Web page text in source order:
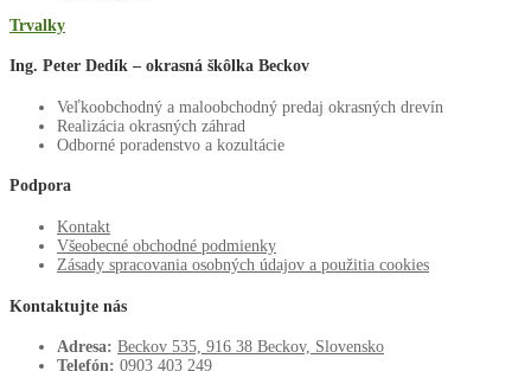
Trvalky
Ing. Peter Dedík – okrasná škôlka Beckov
Veľkoobchodný a maloobchodný predaj okrasných drevín
Realizácia okrasných záhrad
Odborné poradenstvo a kozultácie
Podpora
Kontakt
Všeobecné obchodné podmienky
Zásady spracovania osobných údajov a použitia cookies
Kontaktujte nás
Adresa: Beckov 535, 916 38 Beckov, Slovensko
Telefón: 0903 403 249